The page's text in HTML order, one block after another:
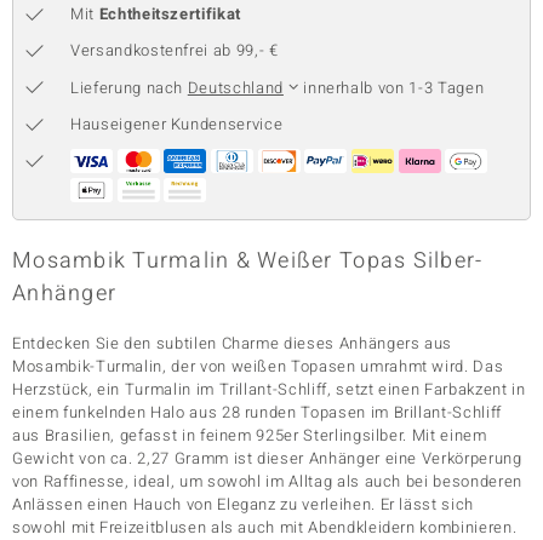
Collection
Classics
Mit Echtheitszertifikat
Versandkostenfrei ab 99,- €
Lieferung nach Deutschland
innerhalb von 1-3 Tagen
Hauseigener Kundenservice
Mosambik Turmalin & Weißer Topas Silber-
Anhänger
Entdecken Sie den subtilen Charme dieses Anhängers aus
Mosambik-Turmalin, der von weißen Topasen umrahmt wird. Das
Herzstück, ein Turmalin im Trillant-Schliff, setzt einen Farbakzent in
einem funkelnden Halo aus 28 runden Topasen im Brillant-Schliff
aus Brasilien, gefasst in feinem 925er Sterlingsilber. Mit einem
Gewicht von ca. 2,27 Gramm ist dieser Anhänger eine Verkörperung
von Raffinesse, ideal, um sowohl im Alltag als auch bei besonderen
Anlässen einen Hauch von Eleganz zu verleihen. Er lässt sich
sowohl mit Freizeitblusen als auch mit Abendkleidern kombinieren.